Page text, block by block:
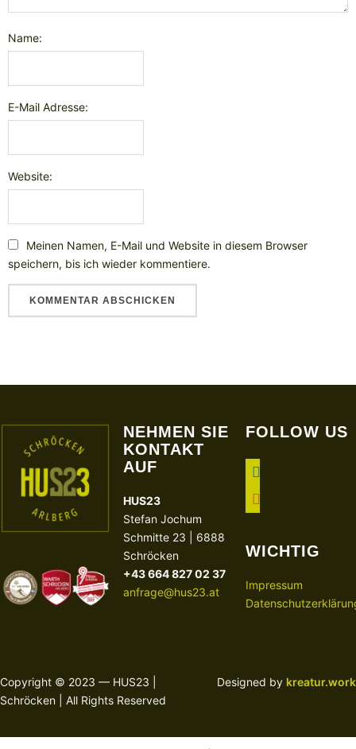
Name:
E-Mail Adresse:
Website:
Meinen Namen, E-Mail und Website in diesem Browser
speichern, bis ich wieder kommentiere.
NEHMEN SIE
KONTAKT
AUF
HUS23
Stefan Jochum
Schmitte 23 | 6888
Schröcken
+43 664 827 02 37
anfrage@hus23.at
FOLLOW US
facebook
instagram
WICHTIG
Impressum
Copyright © 2023 — HUS23 |
Schröcken | All Rights Reserved
Designed by kreatur.work